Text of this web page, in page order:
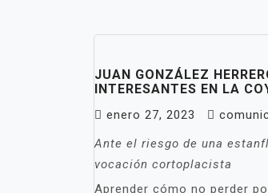
JUAN GONZÁLEZ
INTERESANTES EN LA
enero 27, 2023
Ante el riesgo de una
vocación cortoplacista
Aprender cómo no perder